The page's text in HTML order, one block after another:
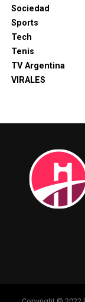
Sociedad
Sports
Tech
Tenis
TV Argentina
VIRALES